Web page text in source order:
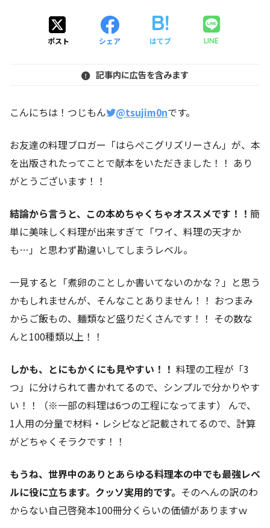
ポスト シェア はてブ LINE
記事内に広告を含みます
こんにちは！つじもん @tsujim0nです。
お友達の料理ブロガー「はらぺこグリズリーさん」が、本
を出版されたってことで献本をいただきました！！ あり
がとうございます！！
結論から言うと、この本めちゃくちゃオススメです！！ 簡
単に美味しく料理が出来すぎて「ワイ、料理の天才か
も…」と思わず勘違いしてしまうレベル。
一見すると「煮卵のことしか書いてないのかな？」と思う
かもしれませんが、そんなことありません！！ おつまみ
からご飯もの、麺類など盛りだくさんです！！ その数な
んと100種類以上！！
しかも、とにもかくにも見やすい！！ 料理の工程が「3
つ」に分けられて書かれてるので、シンプルで分かりやす
い！！（※一部の料理は6つの工程になってます） んで、
1人用の分量で材料・レシピなど記載されてるので、計算
がどちゃくそラクです！！
もうね、世界中のありとあらゆる料理本の中でも最強レベ
ルに役に立ちます。クッソ実用的です。 そのへんの訳のわ
からない自己啓発本100冊分くらいの価値がありますｗ